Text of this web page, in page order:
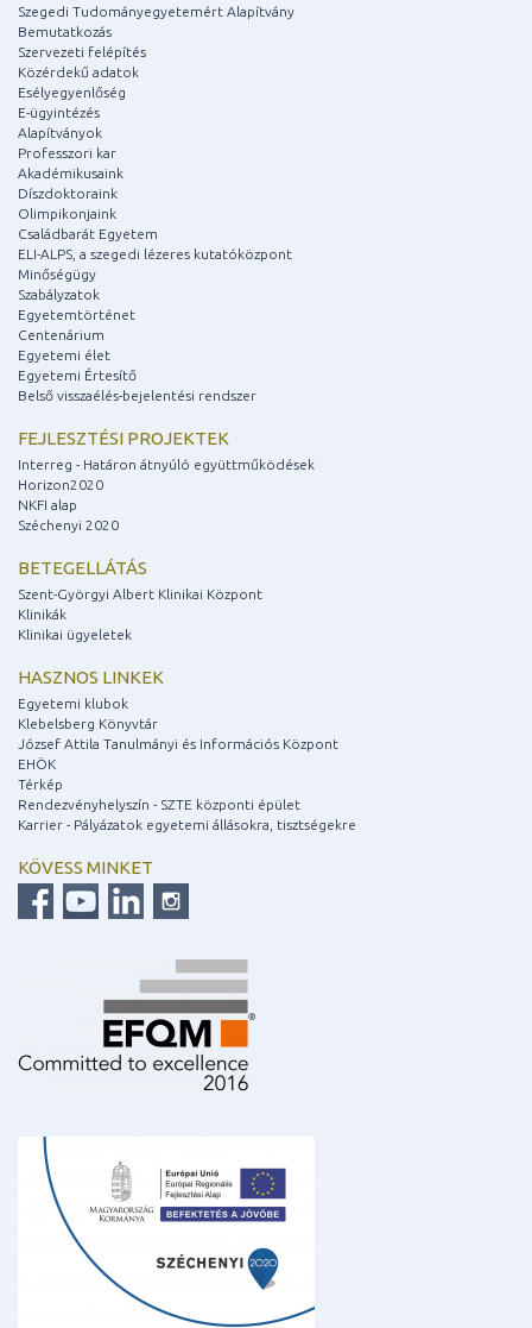
Szegedi Tudományegyetemért Alapítvány
Bemutatkozás
Szervezeti felépítés
Közérdekű adatok
Esélyegyenlőség
E-ügyintézés
Alapítványok
Professzori kar
Akadémikusaink
Díszdoktoraink
Olimpikonjaink
Családbarát Egyetem
ELI-ALPS, a szegedi lézeres kutatóközpont
Minőségügy
Szabályzatok
Egyetemtörténet
Centenárium
Egyetemi élet
Egyetemi Értesítő
Belső visszaélés-bejelentési rendszer
FEJLESZTÉSI PROJEKTEK
Interreg - Határon átnyúló együttműködések
Horizon2020
NKFI alap
Széchenyi 2020
BETEGELLÁTÁS
Szent-Györgyi Albert Klinikai Központ
Klinikák
Klinikai ügyeletek
HASZNOS LINKEK
Egyetemi klubok
Klebelsberg Könyvtár
József Attila Tanulmányi és Információs Központ
EHÖK
Térkép
Rendezvényhelyszín - SZTE központi épület
Karrier - Pályázatok egyetemi állásokra, tisztségekre
KÖVESS MINKET